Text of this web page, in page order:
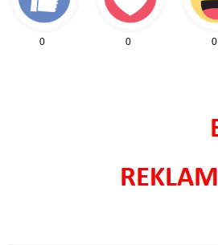
0 0 0